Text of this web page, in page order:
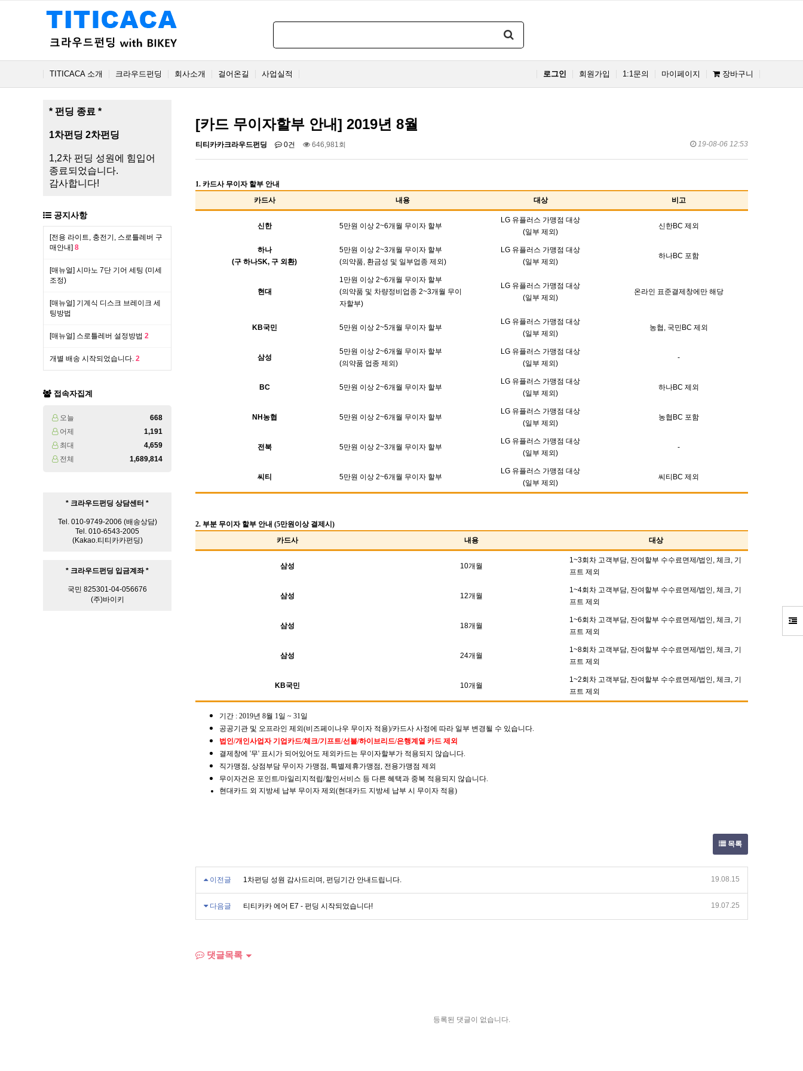
TITICACA 소개 크라우드펀딩 회사소개 걸어온길 사업실적 장바구니
마이페이지
1:1문의
회원가입
로그인
* 펀딩 종료 *
1차펀딩 2차펀딩
1,2차 펀딩 성원에 힘입어
종료되었습니다.
감사합니다!
공지사항
[전용 라이트, 충전기, 스로틀레버 구
매안내] 8
[매뉴얼] 시마노 7단 기어 세팅 (미세
조정)
[매뉴얼] 기계식 디스크 브레이크 세
팅방법
[매뉴얼] 스로틀레버 설정방법 2
개별 배송 시작되었습니다. 2
접속자집계
오늘
668
어제
1,191
최대
4,659
전체
1,689,814
* 크라우드펀딩 상담센터 *
Tel. 010-9749-2006 (배송상담)
Tel. 010-6543-2005
(Kakao.티티카카펀딩)
* 크라우드펀딩 입금계좌 *
국민 825301-04-056676
(주)바이키
[카드 무이자할부 안내] 2019년 8월
티티카카크라우드펀딩 0건 646,981회 19-08-06 12:53
1. 카드사 무이자 할부 안내
카드사
내용 대상 비고
신한 5만원 이상 2~6개월 무이자 할부
LG 유플러스 가맹점 대상
(일부 제외)
신한BC 제외
하나
(구 하나SK, 구 외환)
5만원 이상 2~3개월 무이자 할부
(의약품, 환금성 및 일부업종 제외)
LG 유플러스 가맹점 대상
(일부 제외)
하나BC 포함
현대
1만원 이상 2~6개월 무이자 할부
(의약품 및 차량정비업종 2~3개월 무이
자할부)
LG 유플러스 가맹점 대상
(일부 제외)
온라인 표준결제창에만 해당
KB국민 5만원 이상 2~5개월 무이자 할부
LG 유플러스 가맹점 대상
(일부 제외)
농협, 국민BC 제외
삼성
5만원 이상 2~6개월 무이자 할부
(의약품 업종 제외)
LG 유플러스 가맹점 대상
(일부 제외)
-
BC 5만원 이상 2~6개월 무이자 할부
LG 유플러스 가맹점 대상
(일부 제외)
하나BC 제외
NH농협 5만원 이상 2~6개월 무이자 할부
LG 유플러스 가맹점 대상
(일부 제외)
농협BC 포함
전북 5만원 이상 2~3개월 무이자 할부
LG 유플러스 가맹점 대상
(일부 제외)
-
씨티 5만원 이상 2~6개월 무이자 할부
LG 유플러스 가맹점 대상
(일부 제외)
씨티BC 제외
2. 부분 무이자 할부 안내 (5만원이상 결제시)
카드사
내용 대상
삼성 10개월
1~3회차 고객부담, 잔여할부 수수료면제/법인, 체크, 기
프트 제외
삼성 12개월
1~4회차 고객부담, 잔여할부 수수료면제/법인, 체크, 기
프트 제외
삼성 18개월
1~6회차 고객부담, 잔여할부 수수료면제/법인, 체크, 기
프트 제외
삼성 24개월
1~8회차 고객부담, 잔여할부 수수료면제/법인, 체크, 기
프트 제외
KB국민 10개월
1~2회차 고객부담, 잔여할부 수수료면제/법인, 체크, 기
프트 제외
기간 : 2019년 8월 1일 ~ 31일
공공기관 및 오프라인 제외(비즈페이나우 무이자 적용)/카드사 사정에 따라 일부 변경될 수 있습니다.
법인/개인사업자 기업카드/체크/기프트/선불/하이브리드/은행계열 카드 제외
결제창에 '무' 표시가 되어있어도 제외카드는 무이자할부가 적용되지 않습니다.
직가맹점, 상점부담 무이자 가맹점, 특별제휴가맹점, 전용가맹점 제외
무이자건은 포인트/마일리지적립/할인서비스 등 다른 혜택과 중복 적용되지 않습니다.
현대카드 외 지방세 납부 무이자 제외(현대카드 지방세 납부 시 무이자 적용)
목록
이전글 1차펀딩 성원 감사드리며, 펀딩기간 안내드립니다. 19.08.15
다음글 티티카카 에어 E7 - 펀딩 시작되었습니다! 19.07.25
댓글목록
등록된 댓글이 없습니다.